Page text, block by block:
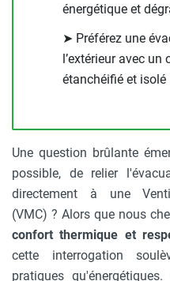
énergétique et
➤ Préférez une
l’extérieur avec
étanchéifié et isolé
Une question brûlante
possible, de relier
directement à une
(VMC) ? Alors que nous
confort thermique et
cette interrogation
pratiques